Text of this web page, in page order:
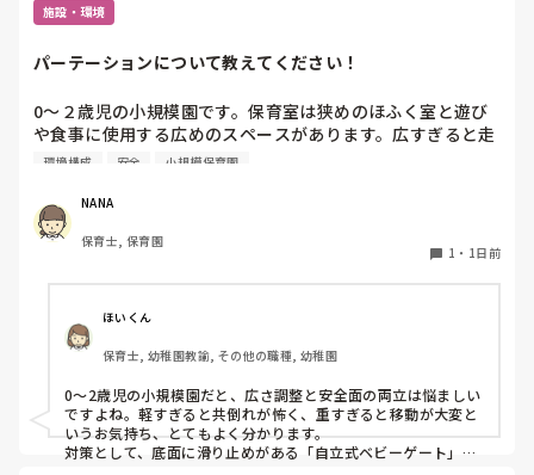
施設・環境
パーテーションについて教えてください！
0〜２歳児の小規模園です。保育室は狭めのほふく室と遊び
や食事に使用する広めのスペースがあります。広すぎると走
り回ったりして落ち着かないので、活動によってパーテーシ
うな素材で軽いので、ちょっと体が当たると倒れたり、つか
まり立ちが不安定な子にとっては共倒れになったりで危険で
す。かと言って固定してしまうと活動によって柔軟に移動す
しっかりした重いものを置いていましたが、移動が大変で使
い勝手が悪く、子どもがぶつかって倒れた時に怖い思いをし
ました。
皆さんの園ではどんなもので工夫されていますか？
環境構成 安全 小規模保育園
NANA
保育士, 保育園
1 ・ 1日前
ほいくん
保育士, 幼稚園教諭, その他の職種, 幼稚園
0〜2歳児の小規模園だと、広さ調整と安全面の両立は悩ましい
ですよね。軽すぎると共倒れが怖く、重すぎると移動が大変と
いうお気持ち、とてもよく分かります。
対策として、底面に滑り止めがある「自立式ベビーゲート」な